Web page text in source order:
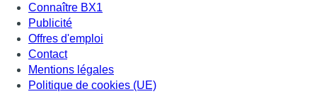
Connaître BX1
Publicité
Offres d'emploi
Contact
Mentions légales
Politique de cookies (UE)